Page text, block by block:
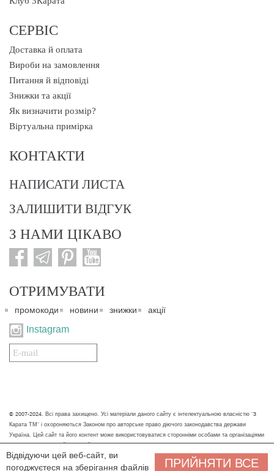
СЕРВІС
Доставка й оплата
Вироби на замовлення
Питання й відповіді
Знижки та акції
Як визначити розмір?
Віртуальна примірка
КОНТАКТИ
НАПИСАТИ ЛИСТА
ЗАЛИШИТИ ВІДГУК
З НАМИ ЦІКАВО
ОТРИМУВАТИ
промокоди новини знижки акції
Instagram
Подписаться
на
© 2007-2024. Всі права захищено. Усі матеріали даного сайту є інтелектуальною власністю "3
Карата ТМ" і охороняються Законом про авторське право діючого законодавства держави
Україна. Цей сайт та його контент може використовуватися сторонніми особами та організаціями
тільки для некомерційних цілей. Будь-яке завантаження, копіювання, друк та інше використання
матеріалів даного сайту для некомерційних цілей повинно супроводжуватись працюючим
посиланням або іншим зазначенням на джерело.
Відвідуючи цей веб-сайт, ви
погоджуєтеся на зберігання файлів
ПРИЙНЯТИ ВСЕ